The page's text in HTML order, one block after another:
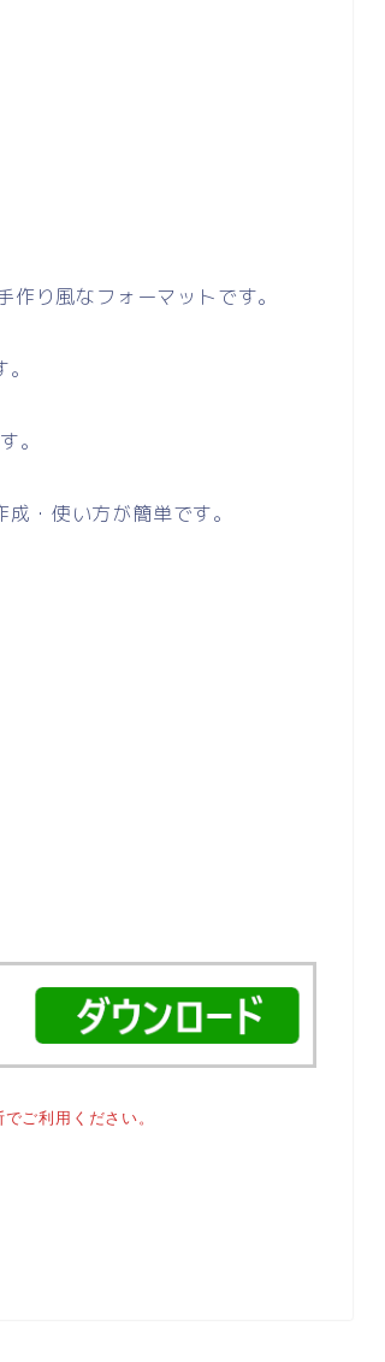
り風なフォーマットです。
。
・使い方が簡単です。
ご利用ください。